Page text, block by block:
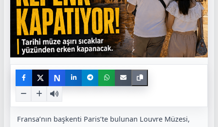
N
Fransa’nın başkenti Paris’te bulunan Louvre Müzesi,